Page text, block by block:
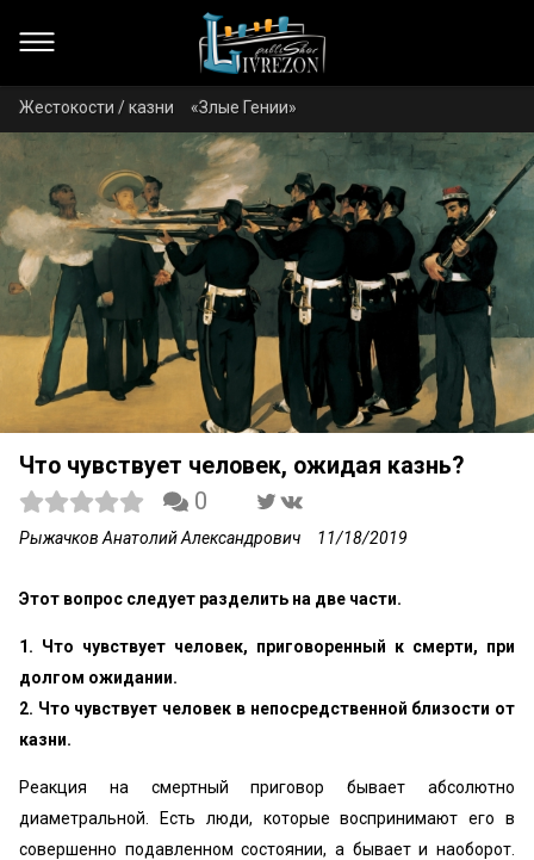
Жестокости / казни «Злые Гении»
Что чувствует человек, ожидая казнь?
0
Рыжачков Анатолий Александрович 11/18/2019
Этот вопрос следует разделить на две части.
1. Что чувствует человек, приговоренный к смерти, при
долгом ожидании.
2. Что чувствует человек в непосредственной близости от
казни.
Реакция на смертный приговор бывает абсолютно
диаметральной. Есть люди, которые воспринимают его в
совершенно подавленном состоянии, а бывает и наоборот.